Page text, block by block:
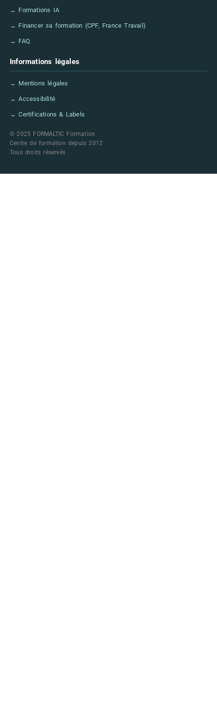
→ Formations IA
→ Financer sa formation (CPF, France Travail)
→ FAQ
Informations légales
→ Mentions légales
→ Accessibilité
→ Certifications & Labels
© 2025 FORMALTIC Formation
Centre de formation depuis 2012
Tous droits réservés